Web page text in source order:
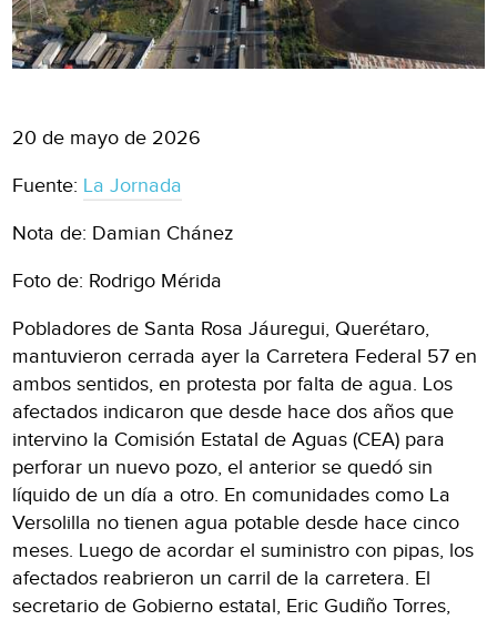
20 de mayo de 2026
Fuente: La Jornada
Nota de: Damian Chánez
Foto de: Rodrigo Mérida
Pobladores de Santa Rosa Jáuregui, Querétaro,
mantuvieron cerrada ayer la Carretera Federal 57 en
ambos sentidos, en protesta por falta de agua. Los
afectados indicaron que desde hace dos años que
intervino la Comisión Estatal de Aguas (CEA) para
perforar un nuevo pozo, el anterior se quedó sin
líquido de un día a otro. En comunidades como La
Versolilla no tienen agua potable desde hace cinco
meses. Luego de acordar el suministro con pipas, los
afectados reabrieron un carril de la carretera. El
secretario de Gobierno estatal, Eric Gudiño Torres,